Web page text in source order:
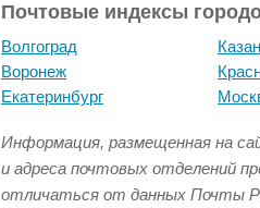
Почтовые индексы
Волгоград
Воронеж
Екатеринбург
Информация, размещенная на
и адреса почтовых отделений
отличаться от данных Почты